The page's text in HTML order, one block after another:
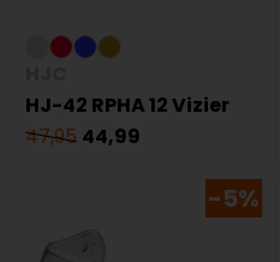
HJ-42 RPHA 12 Vizier
47,95 44,99
-5%